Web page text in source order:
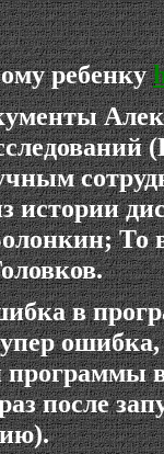
ребенку
истории
То
в
ошибка,
программы
после